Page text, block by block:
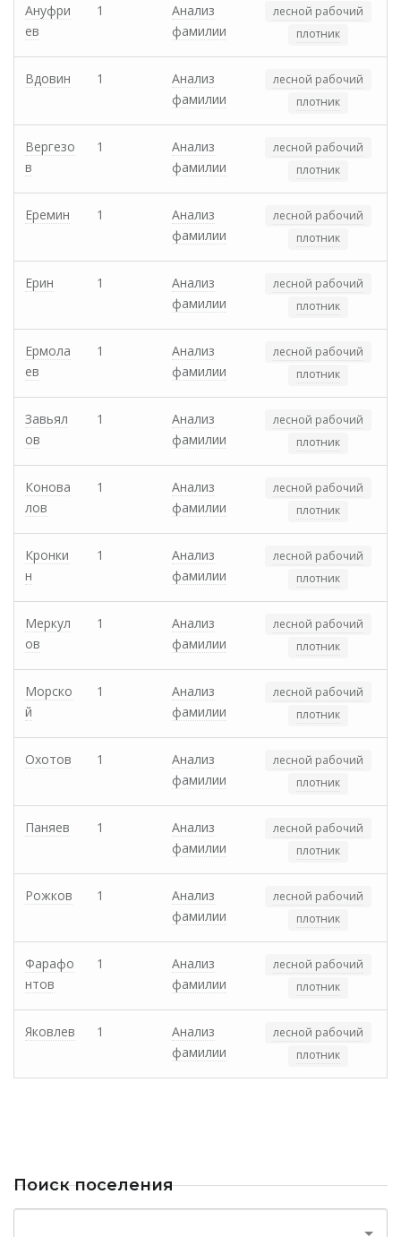
Ануфри
ев
1
Анализ
фамилии
лесной рабочий
плотник
Вдовин 1
Анализ
фамилии
лесной рабочий
плотник
Вергезо
в
1
Анализ
фамилии
лесной рабочий
плотник
Еремин 1
Анализ
фамилии
лесной рабочий
плотник
Ерин 1
Анализ
фамилии
лесной рабочий
плотник
Ермола
ев
1
Анализ
фамилии
лесной рабочий
плотник
Завьял
ов
1
Анализ
фамилии
лесной рабочий
плотник
Конова
лов
1
Анализ
фамилии
лесной рабочий
плотник
Кронки
н
1
Анализ
фамилии
лесной рабочий
плотник
Меркул
ов
1
Анализ
фамилии
лесной рабочий
плотник
Морско
й
1
Анализ
фамилии
лесной рабочий
плотник
Охотов 1
Анализ
фамилии
лесной рабочий
плотник
Паняев 1
Анализ
фамилии
лесной рабочий
плотник
Рожков 1
Анализ
фамилии
лесной рабочий
плотник
Фарафо
нтов
1
Анализ
фамилии
лесной рабочий
плотник
Яковлев 1
Анализ
фамилии
лесной рабочий
плотник
Поиск поселения